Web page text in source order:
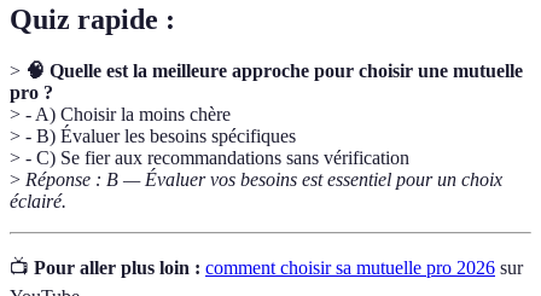
Quiz rapide :
> 🧠 Quelle est la meilleure approche pour choisir une mutuelle
pro ?
> - A) Choisir la moins chère
> - B) Évaluer les besoins spécifiques
> - C) Se fier aux recommandations sans vérification
> Réponse : B — Évaluer vos besoins est essentiel pour un choix
éclairé.
📺 Pour aller plus loin : comment choisir sa mutuelle pro 2026 sur